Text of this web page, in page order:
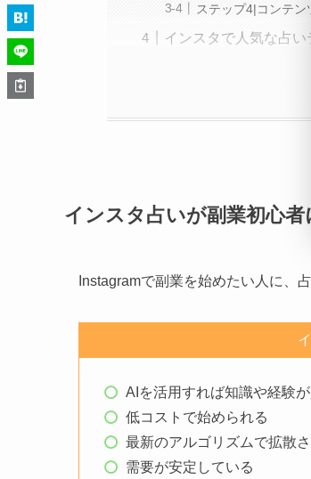
ステップ4|コンテ
インスタで人気な占
インスタ占いが副業初心
Instagramで副業を始めたい人に、
AIを活用すれば知識や経験
低コストで始められる
最新のアルゴリズムで拡散
需要が安定している